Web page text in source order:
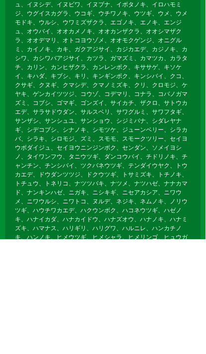
ュ、イヌシデ、イヌビワ、イヌブナ、イボタノキ、イロハモミ
ジ、ウグイスカグラ、ウコギ、ウチワノキ、ウツギ、ウメ、ウメ
モドキ、ウルシ、ウワミズザクラ、エゴノキ、エノキ、エンジ
ュ、オウバイ、オオカメノキ、オオカンザクラ、オオシマザク
ラ、オオデマリ、オトコヨウゾメ、オオモクゲンジ、オニグル
ミ、カイノキ、カキ、ガクアジサイ、カジカエデ、カジノキ、カ
シワ、カシワバアジサイ、カツラ、ガマズミ、カマツカ、カラタ
チ、カリン、カンヒザクラ、カンレンボク、キササゲ、キソケ
イ、キハダ、キブシ、キリ、キンギンボク、キンシバイ、クコ、
クサギ、クヌギ、クマシデ、クマノミズキ、クリ、クロモジ、ケ
ヤキ、ゲンカイツツジ、コウゾ、コデマリ、コナラ、コバノガマ
ズミ、コブシ、ゴマギ、ゴンズイ、サイカチ、ザクロ、サトウカ
エデ、サラサドウダン、サルスベリ、サワグルミ、サワフタギ、
サンザシ、サンシュユ、サンショウ、シジミバナ、シダレヤナ
ギ、シデコブシ、シナノキ、シモツケ、ジューンベリー、シラカ
バ、シラキ、シロモジ、ズミ、スモモ、スモークツリー、セイヨ
ウボダイジュ、セイヨウニンジンボク、センダン、ソメイヨシ
ノ、タイワンフウ、タニウツギ、ダンコウバイ、チドリノキ、チ
ャンチン、チンシバイ、ツクバネウツギ、テンダイウヤク、トウ
カエデ、ドウダンツツジ、ドクウツギ、トサミズキ、トチノキ、
トチュウ、トネリコ、ナツツバキ、ナツメ、ナツハゼ、ナナカマ
ド、ナンキンハゼ、ニガキ、ニシキギ、ニセアカシア、ニワウ
メ、ニワウルシ、ニワトコ、ヌルデ、ネジキ、ネムノキ、ノリウ
ツギ、ハウチワカエデ、ハクウンボク、ハコネウツギ、ハゼノ
キ、ハナイカダ、ハナカイドウ、ハナズオウ、ハナノキ、ハナミ
ズキ、ハマナス、ハリギリ、ハリグワ、ハルニレ、ハンカチノ
キ、ハンノキ、ヒメウツギ、ヒメシャラ、ヒメリンゴ、ヒュウガ